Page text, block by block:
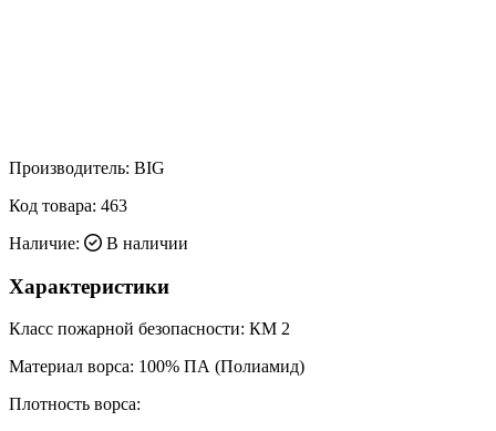
Производитель: BIG
Код товара: 463
Наличие:
В наличии
Характеристики
Класс пожарной безопасности: КМ 2
Материал ворса: 100% ПА (Полиамид)
Плотность ворса: